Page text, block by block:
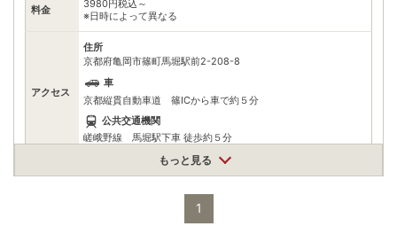
料金
3980円税込～
※日時によって異なる
アクセス
住所
京都府亀岡市篠町馬堀駅前2-208-8
車
京都縦貫自動車道 篠ICから車で約５分
公共交通機関
嵯峨野線 馬堀駅下車 徒歩約５分
※上記予約センターの電話番号
もっと見る
1